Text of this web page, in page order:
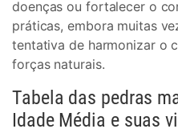
doenças ou fortalecer o
práticas, embora muitas
tentativa de harmonizar o
forças naturais.
Tabela das pedras
Idade Média e suas